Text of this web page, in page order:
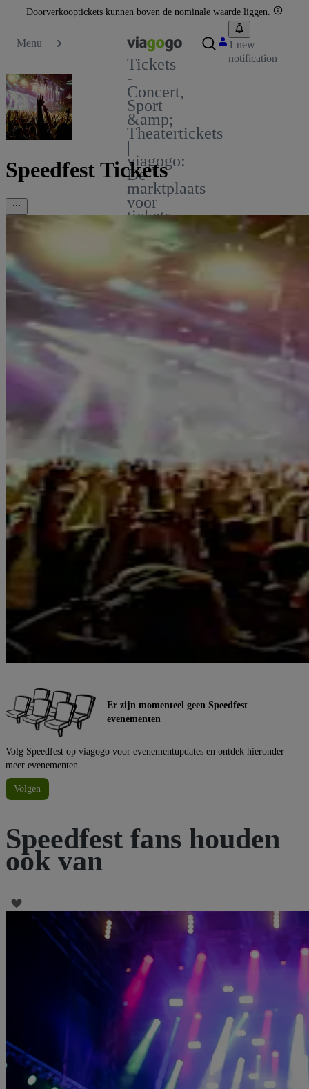
Doorverkooptickets kunnen boven de nominale waarde liggen.
Menu
Tickets
-
Concert,
Sport
&amp;
Theatertickets
|
viagogo:
De
marktplaats
voor
tickets
1 new
notification
Speedfest Tickets
Er zijn momenteel geen Speedfest
evenementen
Volg Speedfest op viagogo voor evenementupdates en ontdek hieronder
meer evenementen.
Volgen
Speedfest fans houden
ook van